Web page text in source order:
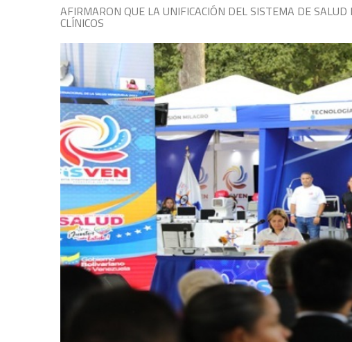
AFIRMARON QUE LA UNIFICACIÓN DEL SISTEMA DE
CLÍNICOS